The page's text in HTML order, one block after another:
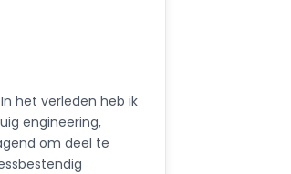
het verleden heb ik
engineering,
om deel te